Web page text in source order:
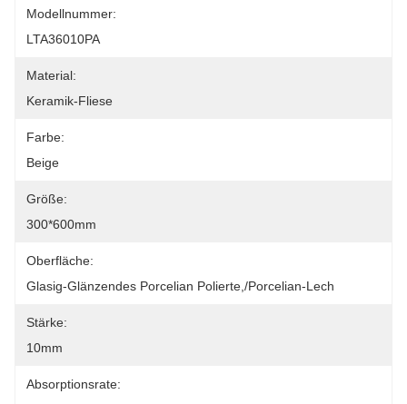
Modellnummer:
LTA36010PA
Material:
Keramik-Fliese
Farbe:
Beige
Größe:
300*600mm
Oberfläche:
Glasig-Glänzendes Porcelian Polierte,/Porcelian-Lech
Stärke:
10mm
Absorptionsrate: